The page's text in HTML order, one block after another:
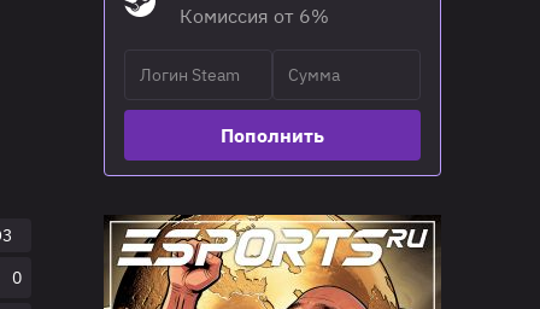
0
Комиссия от 6%
Пополнить